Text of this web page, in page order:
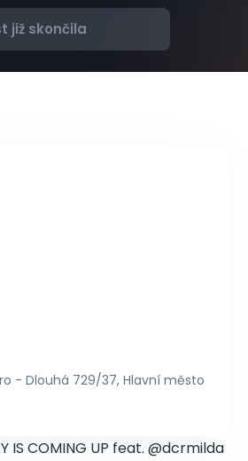
již skončila
- Dlouhá 729/37, Hlavní město
IS COMING UP feat. @dcrmilda